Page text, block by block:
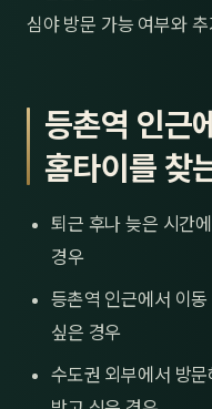
심야 방문 가능 여부와
등촌역 인근
홈타이를 찾
퇴근 후나 늦은 시간
경우
등촌역 인근에서 이
싶은 경우
수도권 외부에서 방